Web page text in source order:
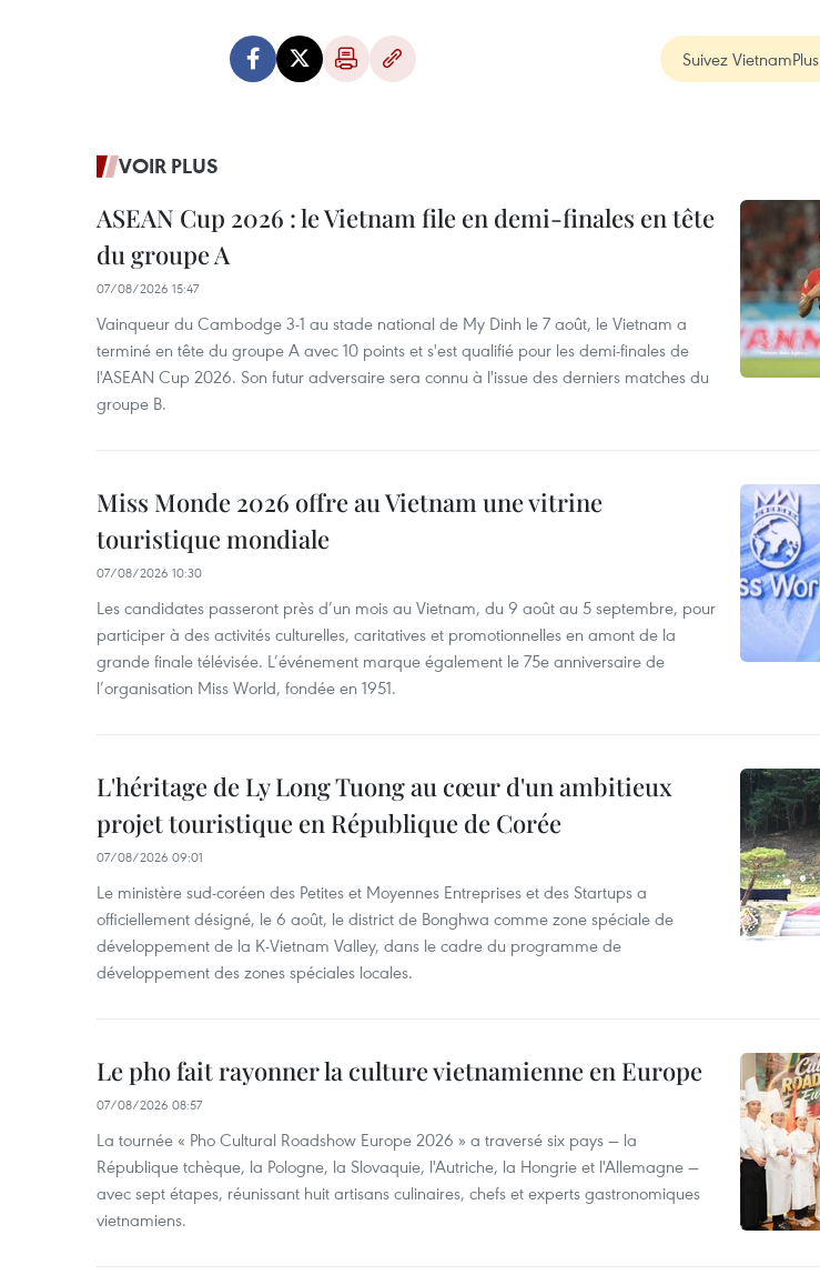
Suivez VietnamPlus
VOIR PLUS
ASEAN Cup 2026 : le Vietnam file en demi-finales en tête
du groupe A
07/08/2026 15:47
Vainqueur du Cambodge 3-1 au stade national de My Dinh le 7 août, le Vietnam a
terminé en tête du groupe A avec 10 points et s'est qualifié pour les demi-finales de
l'ASEAN Cup 2026. Son futur adversaire sera connu à l'issue des derniers matches du
groupe B.
Miss Monde 2026 offre au Vietnam une vitrine
touristique mondiale
07/08/2026 10:30
Les candidates passeront près d’un mois au Vietnam, du 9 août au 5 septembre, pour
participer à des activités culturelles, caritatives et promotionnelles en amont de la
grande finale télévisée. L’événement marque également le 75e anniversaire de
l’organisation Miss World, fondée en 1951.
L'héritage de Ly Long Tuong au cœur d'un ambitieux
projet touristique en République de Corée
07/08/2026 09:01
Le ministère sud-coréen des Petites et Moyennes Entreprises et des Startups a
officiellement désigné, le 6 août, le district de Bonghwa comme zone spéciale de
développement de la K-Vietnam Valley, dans le cadre du programme de
développement des zones spéciales locales.
Le pho fait rayonner la culture vietnamienne en Europe
07/08/2026 08:57
La tournée « Pho Cultural Roadshow Europe 2026 » a traversé six pays — la
République tchèque, la Pologne, la Slovaquie, l'Autriche, la Hongrie et l'Allemagne —
avec sept étapes, réunissant huit artisans culinaires, chefs et experts gastronomiques
vietnamiens.